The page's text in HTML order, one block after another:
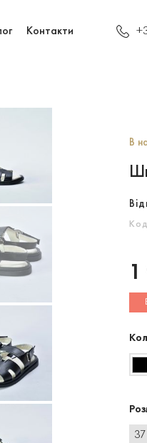
Контакти
В
1
37